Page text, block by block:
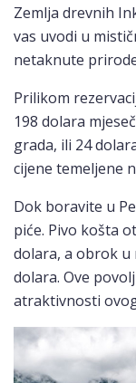
Zemlja drevnih
vas uvodi u
netaknute
Prilikom
198 dolara
grada, ili 24
cijene temeljene
Dok boravite u
piće. Pivo košta
dolara, a obrok u
dolara. Ove
atraktivnosti